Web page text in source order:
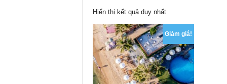
Hiển thị kết quả duy nhất
Giảm giá!